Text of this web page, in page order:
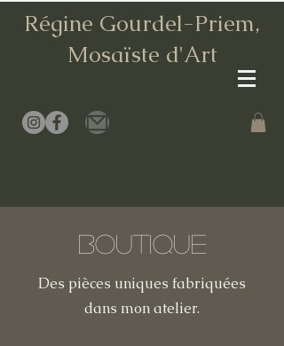
Régine Gourdel-Priem,
Mosaïste d'Art
Boutique
Des pièces uniques fabriquées
dans mon atelier.